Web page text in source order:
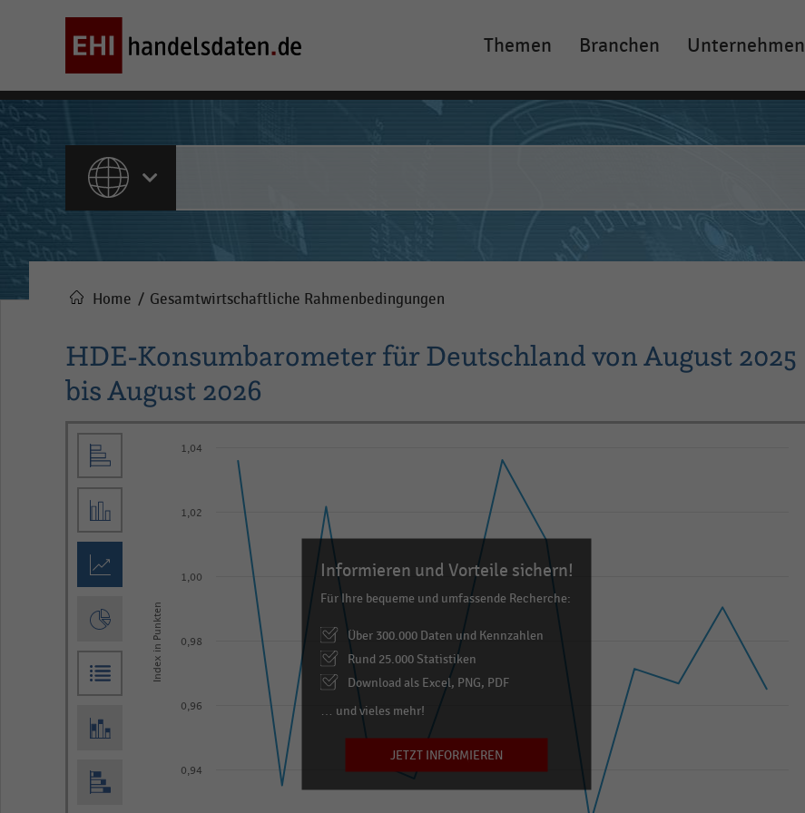
Main
navigation
Themen Branchen Unternehmen
ALLE INHALTE
Pfadnavigation
Home Gesamtwirtschaftliche Rahmenbedingungen
HDE-Konsumbarometer für Deutschland von August 2025
bis August 2026
chart
has
Range:
Index in Punkten
0,94
0,96
0,98
1,00
1,02
1,04
Informieren und Vorteile sichern!
Für Ihre bequeme und umfassende Recherche:
Über 300.000 Daten und Kennzahlen
Rund 25.000 Statistiken
Download als Excel, PNG, PDF
… und vieles mehr!
JETZT INFORMIEREN